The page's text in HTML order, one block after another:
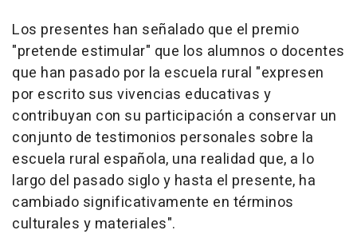
Los presentes han señalado que el premio
"pretende estimular" que los alumnos o docentes
que han pasado por la escuela rural "expresen
por escrito sus vivencias educativas y
contribuyan con su participación a conservar un
conjunto de testimonios personales sobre la
escuela rural española, una realidad que, a lo
largo del pasado siglo y hasta el presente, ha
cambiado significativamente en términos
culturales y materiales".